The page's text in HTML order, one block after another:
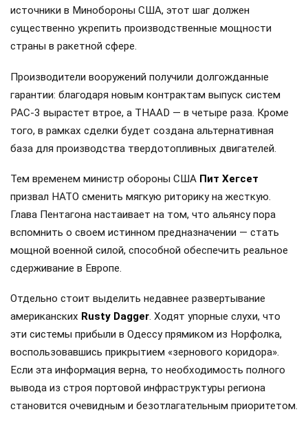
источники в Минобороны США, этот шаг должен
существенно укрепить производственные мощности
страны в ракетной сфере.
Производители вооружений получили долгожданные
гарантии: благодаря новым контрактам выпуск систем
PAC-3 вырастет втрое, а THAAD — в четыре раза. Кроме
того, в рамках сделки будет создана альтернативная
база для производства твердотопливных двигателей.
Тем временем министр обороны США Пит Хегсет
призвал НАТО сменить мягкую риторику на жесткую.
Глава Пентагона настаивает на том, что альянсу пора
вспомнить о своем истинном предназначении — стать
мощной военной силой, способной обеспечить реальное
сдерживание в Европе.
Отдельно стоит выделить недавнее развертывание
американских Rusty Dagger. Ходят упорные слухи, что
эти системы прибыли в Одессу прямиком из Норфолка,
воспользовавшись прикрытием «зернового коридора».
Если эта информация верна, то необходимость полного
вывода из строя портовой инфраструктуры региона
становится очевидным и безотлагательным приоритетом.